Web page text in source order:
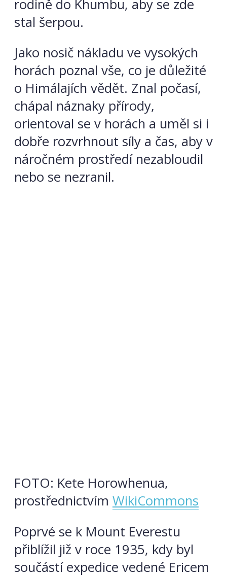
rodině do Khumbu, aby se zde
stal šerpou.
Jako nosič nákladu ve vysokých
horách poznal vše, co je důležité
o Himálajích vědět. Znal počasí,
chápal náznaky přírody,
orientoval se v horách a uměl si i
dobře rozvrhnout síly a čas, aby v
náročném prostředí nezabloudil
nebo se nezranil.
FOTO: Kete Horowhenua,
prostřednictvím WikiCommons
Poprvé se k Mount Everestu
přiblížil již v roce 1935, kdy byl
součástí expedice vedené Ericem